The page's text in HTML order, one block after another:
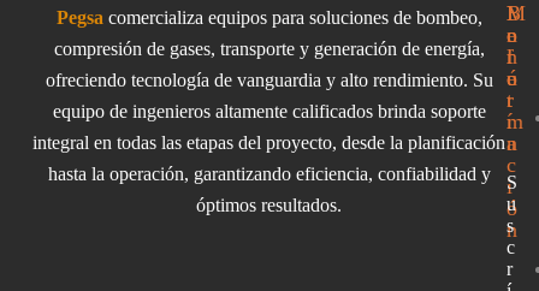
Pegsa comercializa equipos para soluciones de bombeo,
compresión de gases, transporte y generación de energía,
ofreciendo tecnología de vanguardia y alto rendimiento. Su
equipo de ingenieros altamente calificados brinda soporte
integral en todas las etapas del proyecto, desde la planificación
hasta la operación, garantizando eficiencia, confiabilidad y
óptimos resultados.
I
n
f
o
r
m
a
c
i
ó
n
M
e
n
ú
B
o
l
e
t
í
n
S
u
s
c
r